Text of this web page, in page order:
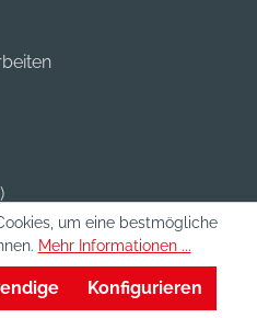
um eine bestmögliche
Mehr Informationen ...
Konfigurieren